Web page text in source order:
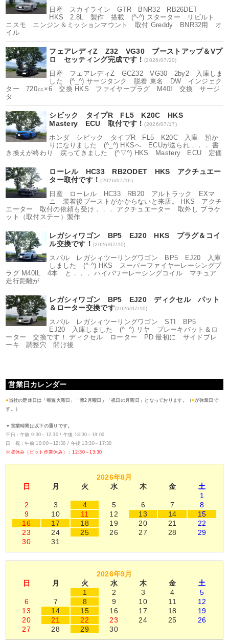
日産 スカイライン GTR BNR32 RB26DET
HKS 2.8L 製作 搭載 (^-^) スターター リビルト
ニスモ エンジン＆ミッションマウント 取付 Greddy BNR32用 オ
イル
フェアレディZ Z32 VG30 ブーストアップ＆Vプ
ロ セッティング完成です！(2026/07/20)
日産 フェアレディZ GCZ32 VG30 2by2 入庫しま
した (^_^) サージタンク 脱着 東名 DW インジェク
ター 720㏄×6 交換 HKS ファイヤープラグ M40I 交換 サージ
タ
シビック タイプR FL5 K20C HKS
Mastery ECU 取付です！(2026/07/17)
ホンダ シビック タイプR FL5 K20C 入庫 預か
りになりました (^_^) HKSへ ECUが送られ．．． 書
き換えが終わり 戻ってきました (^▽^) HKS Mastery ECU 定価
ローレル HC33 RB2ODET HKS アクチュエー
ター取付です！(2026/07/16)
日産 ローレル HC33 RB20 アルトラック EXマ
ニ 装着後ブーストがかからないと来店。 HKS アクチ
エーター 取付の依頼も受け．．． アクチュエーター 取外し ブラケ
ット（取付ステー）製作
レガシィワゴン BP5 EJ20 HKS プラグ＆コイ
ル交換です！(2026/07/10)
スバル レガシィツーリングワゴン BP5 EJ20 入庫
しました (^-^) HKS スーパーファイヤーレーシングプ
ラグ M40IL 4本 と．．． ハイパワーレーシングコイル マチュア
走行距離が
レガシィワゴン BP5 EJ20 ディクセル パット
＆ローター交換です(2026/07/10)
スバル レガシィツーリングワゴン STI BP5
EJ20 入庫しました (^_^) リヤ ブレーキパット＆ロ
ーター 交換です！ ディクセル ローター PD 最初に サイドブレ
ーキ 調整穴 開け後
営業日カレンダー
● 当社の定休日は「毎週火曜日」「第2月曜日」「祝日の月曜日」となっております。（■が休業日で
す。）
▼営業時間は以下の通りです。
平日：午前 9:30～12:30 / 午後 13:30～19:00
日・祝：午前 10:00～12:30 / 午後 13:30～17:30
※昼休み（ピット作業休み）：12:30～13:30
2026年8月
日
月 火 水 木 金
土
1
2
3 4 5 6 7
8
9
10 11 12 13 14
15
16
17 18 19 20 21
22
23
24 25 26 27 28
29
30
31
2026年9月
日
月 火 水 木 金
土
1
2 3 4
5
6
7 8 9 10 11
12
13
14 15 16 17 18
19
20
21 22 23 24 25
26
27
28 29 30